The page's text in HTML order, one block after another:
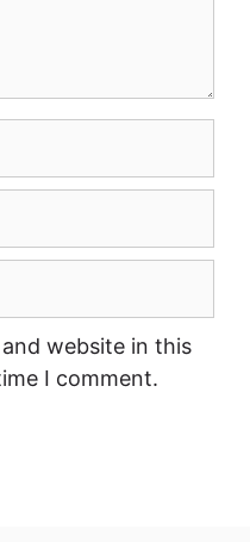
website in this
I comment.